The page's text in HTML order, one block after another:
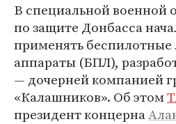
В специальной военной
по защите Донбасса
применять беспилотные
аппараты (БПЛ),
— дочерней компанией
«Калашников». Об этом
президент концерна